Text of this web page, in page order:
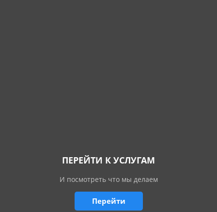
ПЕРЕЙТИ К УСЛУГАМ
И посмотреть что мы делаем
Перейти